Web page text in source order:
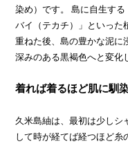
染め）です。 島に自生す
バイ（テカチ）」といった
重ねた後、島の豊かな泥に
深みのある黒褐色へと変化
着れば着るほど肌に馴
久米島紬は、最初は少しシ
して時が経てば経つほど